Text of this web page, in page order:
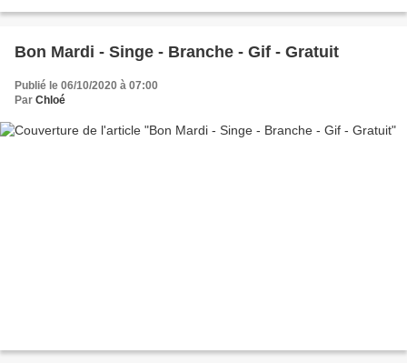
Bon Mardi - Singe - Branche - Gif - Gratuit
Publié le 06/10/2020 à 07:00
Par Chloé